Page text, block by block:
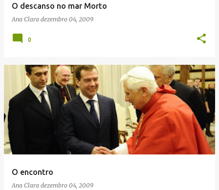
O descanso no mar Morto
Ana Clara dezembro 04, 2009
0
O encontro
Ana Clara dezembro 04, 2009